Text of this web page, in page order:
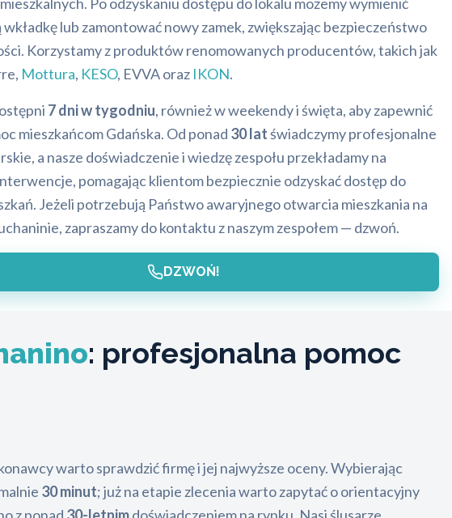
wkładkę lub zamontować nowy zamek, zwiększając bezpieczeństwo
Korzystamy z produktów renomowanych producentów, takich jak
Mottura, KESO, EVVA oraz IKON.
7 dni w tygodniu, również w weekendy i święta, aby zapewnić
mieszkańcom Gdańska. Od ponad 30 latświadczymy profesjonalne
a nasze doświadczenie i wiedzę zespołu przekładamy na
pomagając klientom bezpiecznie odzyskać dostęp do
Jeżeli potrzebują Państwo awaryjnego otwarcia mieszkania na
zapraszamy do kontaktu z naszym zespołem — dzwoń.
DZWOŃ!
: profesjonalna pomoc
warto sprawdzić firmę i jej najwyższe oceny. Wybierając
30 minut; już na etapie zlecenia warto zapytać o orientacyjny